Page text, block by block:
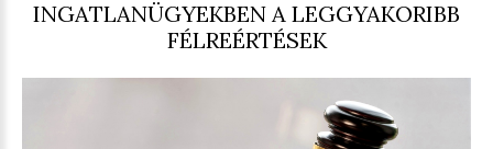
INGATLANÜGYEKBEN A LEGGYAKORIBB
FÉLREÉRTÉSEK